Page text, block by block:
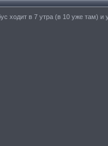
ходит в 7 утра (в 10 уже там) и